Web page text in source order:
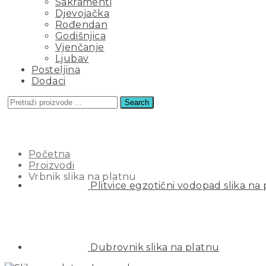
Djevojačka
Rođendan
Godišnjica
Vjenčanje
Ljubav
Posteljina
Dodaci
Search
Početna
Proizvodi
Vrbnik slika na platnu
Plitvice egzotični vodopad slika na
Dubrovnik slika na platnu